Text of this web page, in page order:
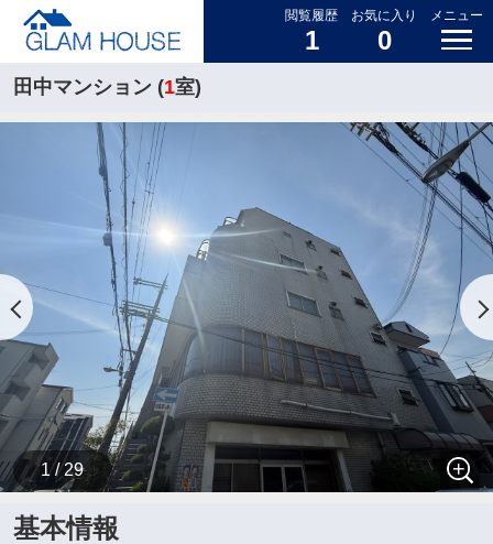
閲覧履歴
1
お気に入り
0
メニュー
田中マンション (1室)
1 / 29
基本情報